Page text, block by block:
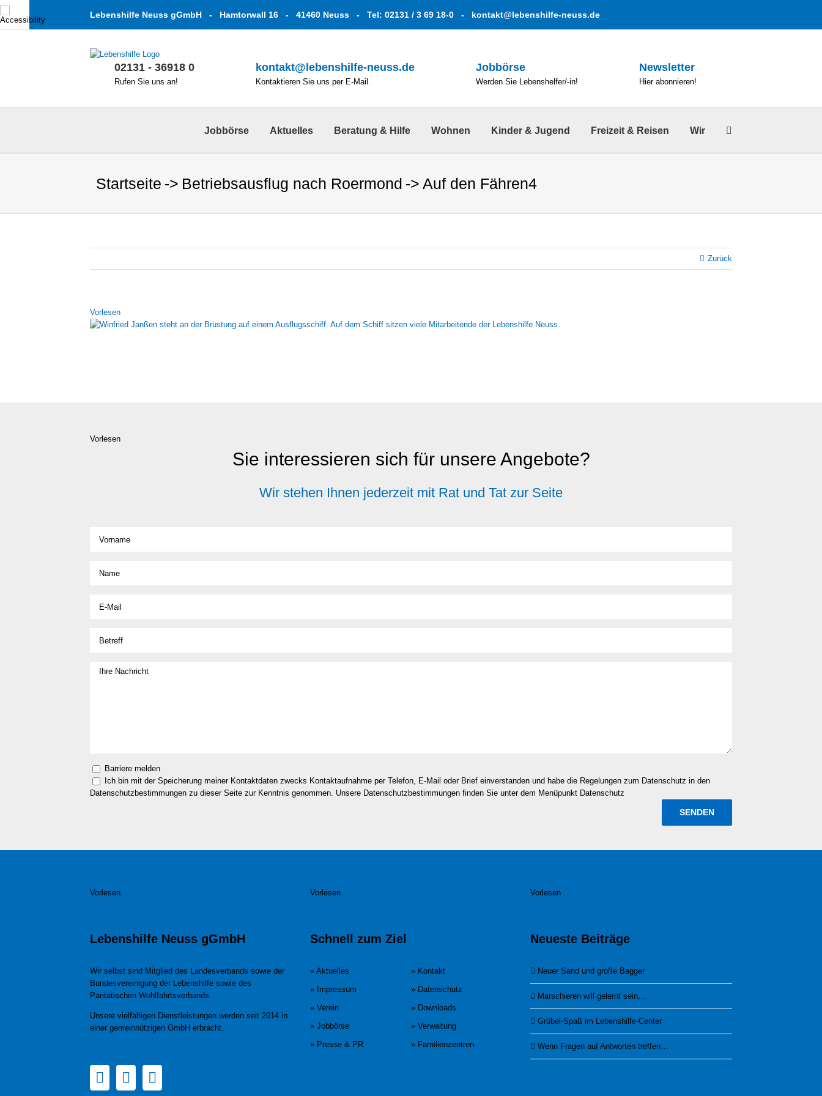
Zum
Inhalt
springen
Lebenshilfe Neuss gGmbH - Hamtorwall 16 - 41460 Neuss - Tel: 02131 / 3 69 18-0 - kontakt@lebenshilfe-neuss.de
02131 - 36918 0
Rufen Sie uns an!
kontakt@lebenshilfe-neuss.de
Kontaktieren Sie uns per E-Mail.
Jobbörse
Werden Sie Lebenshelfer/-in!
Newsletter
Hier abonnieren!
Jobbörse Aktuelles Beratung & Hilfe Wohnen Kinder & Jugend Freizeit & Reisen Wir
Startseite Betriebsausflug nach Roermond Auf den Fähren4
Zurück
Vor­le­sen
Vorlesen
Sie interessieren sich für unsere Angebote?
Wir stehen Ihnen jederzeit mit Rat und Tat zur Seite
Barriere melden
Ich bin mit der Speicherung meiner Kontaktdaten zwecks Kontaktaufnahme per Telefon, E-Mail oder Brief einverstanden und habe die Regelungen zum Datenschutz in den
Datenschutzbestimmungen zu dieser Seite zur Kenntnis genommen. Unsere Datenschutzbestimmungen finden Sie unter dem Menüpunkt Datenschutz
Vorlesen
Lebenshilfe Neuss gGmbH
Wir selbst sind Mitglied des Landesverbands sowie der
Bundesvereinigung der Lebenshilfe sowie des
Paritätischen Wohlfahrtsverbands.
Unsere vielfältigen Dienstleistungen werden seit 2014 in
einer gemeinnützigen GmbH erbracht.
Vorlesen
Schnell zum Ziel
» Aktuelles
» Kontakt
» Impressum
» Datenschutz
» Verein
» Downloads
» Jobbörse
» Verwaltung
» Presse & PR
» Familienzentren
Vorlesen
Neueste Beiträge
Neuer Sand und große Bagger
Marschieren will gelernt sein…
Grübel-Spaß im Lebenshilfe-Center
Wenn Fragen auf Antworten treffen…